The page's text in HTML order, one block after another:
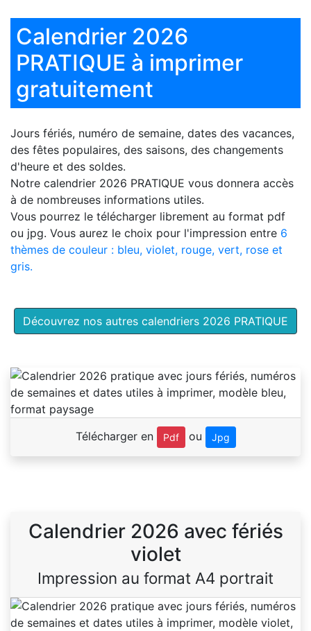
Calendrier 2026
PRATIQUE à imprimer
gratuitement
Jours fériés, numéro de semaine, dates des vacances,
des fêtes populaires, des saisons, des changements
d'heure et des soldes.
Notre calendrier 2026 PRATIQUE vous donnera accès
à de nombreuses informations utiles.
Vous pourrez le télécharger librement au format pdf
ou jpg. Vous aurez le choix pour l'impression entre 6
thèmes de couleur : bleu, violet, rouge, vert, rose et
gris.
Découvrez nos autres calendriers 2026 PRATIQUE
Télécharger en Pdf ou Jpg
Calendrier 2026 avec fériés
violet
Impression au format A4 portrait